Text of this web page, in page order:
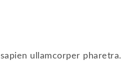
ullamcorper pharetra.